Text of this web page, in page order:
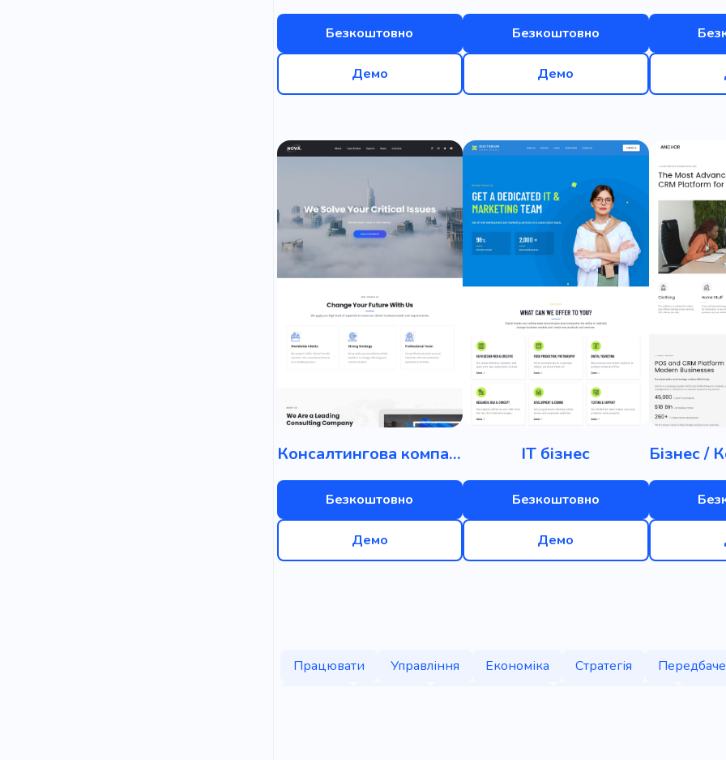
Безкоштовно
Демо
Безкоштовно
Демо
Консалтингова компанія
Безкоштовно
Демо
ІТ бізнес
Безкоштовно
Демо
Працювати Управління Економіка Стратегія